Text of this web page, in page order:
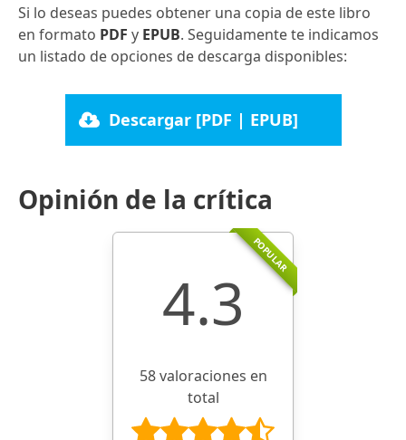
Si lo deseas puedes obtener una copia de este libro
en formato PDF y EPUB. Seguidamente te indicamos
un listado de opciones de descarga disponibles:
Descargar [PDF | EPUB]
Opinión de la crítica
POPULAR
4.3
58 valoraciones en
total